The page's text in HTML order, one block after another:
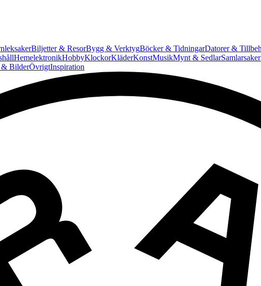
Biljetter & ResorBygg & VerktygBöcker & TidningarDatorer &
HemelektronikHobbyKlockorKläderKonstMusikMynt & SedlarSamlarsaker
BilderÖvrigtInspiration